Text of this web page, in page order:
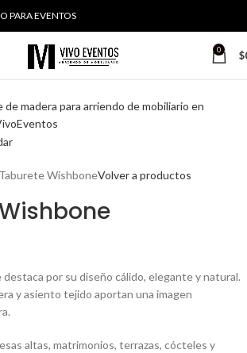
PARA EVENTOS
0 $
Taburete WishboneVolver a productos
por su diseño cálido, elegante y natural.
y asiento tejido aportan una imagen
altas, matrimonios, terrazas, cócteles y